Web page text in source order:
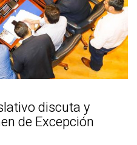
discuta y
de Excepción